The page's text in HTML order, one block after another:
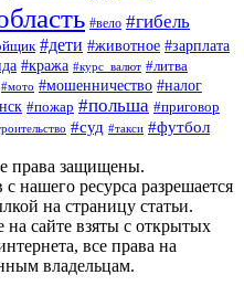
#вело #гибель
#дети #животное #зарплата
#кража #курс_валют #литва
#мото #мошенничество #налог
#пожар #польша #приговор
#суд #такси #футбол
права защищены.
нашего ресурса разрешается
на страницу статьи.
сайте взяты с открытых
все права на
владельцам.